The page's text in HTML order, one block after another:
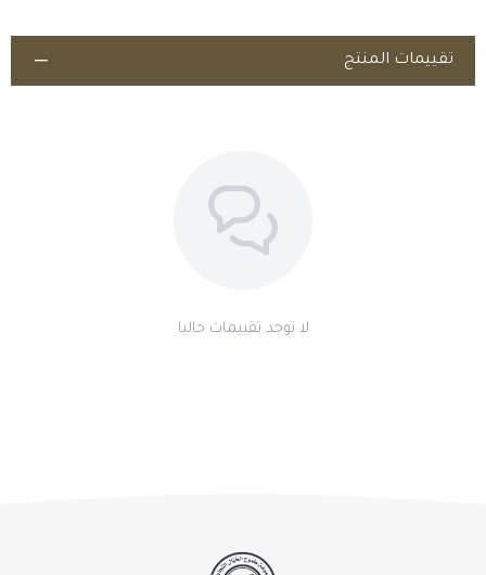
مكمل غذائي يُستخدم تحت إشراف الطبيب البيطري؛ اقرأ تعليمات الشركة
المصنّعة.
تقييمات المنتج
لا توجد تقييمات حاليا